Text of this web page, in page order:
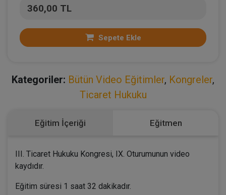
360,00 TL
Sepete Ekle
Kategoriler: Bütün Video Eğitimler, Kongreler,
Ticaret Hukuku
Eğitim İçeriği Eğitmen
III. Ticaret Hukuku Kongresi, IX. Oturumunun video
kaydıdır.
Eğitim süresi 1 saat 32 dakikadır.